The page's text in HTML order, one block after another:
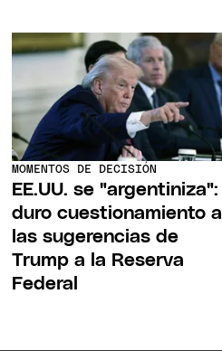
MOMENTOS DE DECISIÓN
EE.UU. se "argentiniza":
duro cuestionamiento a
las sugerencias de
Trump a la Reserva
Federal